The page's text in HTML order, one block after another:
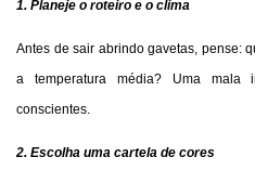
1. Planeje o roteiro e o clima
Antes de sair abrindo gavetas, pense:
a temperatura média? Uma mala
conscientes.
2. Escolha uma cartela de cores